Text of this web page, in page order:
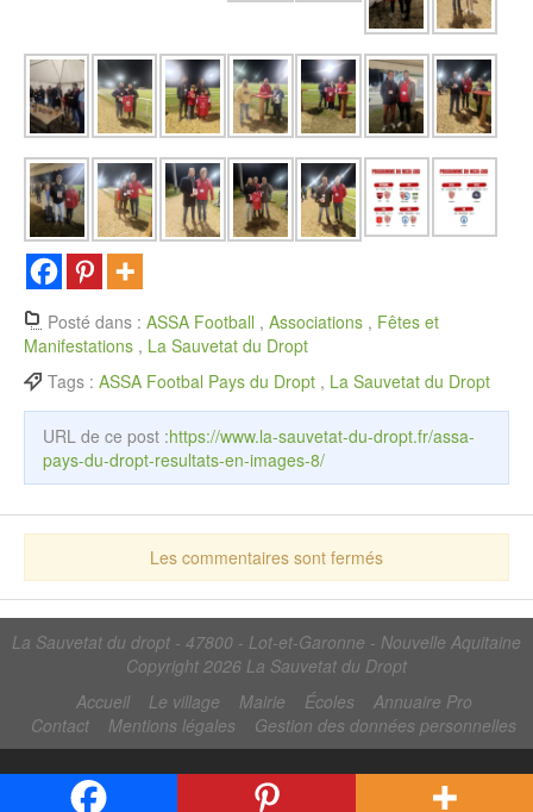
Posté dans : ASSA Football , Associations , Fêtes et
Manifestations , La Sauvetat du Dropt
Tags : ASSA Footbal Pays du Dropt , La Sauvetat du Dropt
URL de ce post :https://www.la-sauvetat-du-dropt.fr/assa-
pays-du-dropt-resultats-en-images-8/
Les commentaires sont fermés
La Sauvetat du dropt - 47800 - Lot-et-Garonne - Nouvelle Aquitaine
Copyright 2026 La Sauvetat du Dropt
Accueil
Le village Mairie Écoles
Annuaire Pro
Contact
Mentions légales Gestion des données personnelles